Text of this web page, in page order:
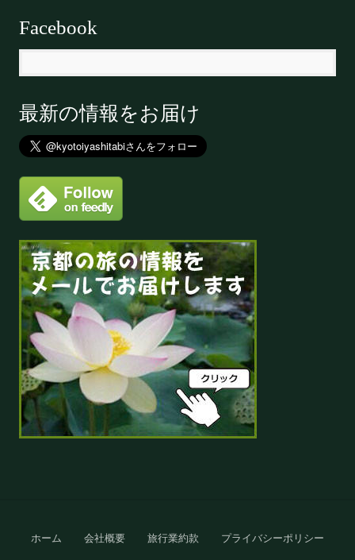
Facebook
最新の情報をお届け
Site
ホーム 会社概要 旅行業約款 プライバシーポリシー